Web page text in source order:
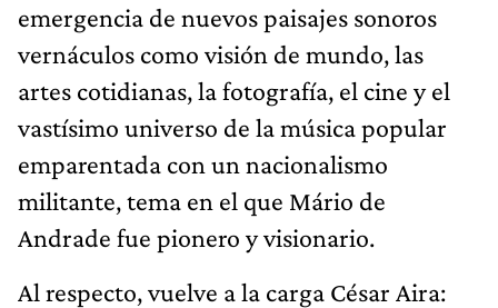
emergencia de nuevos paisajes sonoros
vernáculos como visión de mundo, las
artes cotidianas, la fotografía, el cine y el
vastísimo universo de la música popular
emparentada con un nacionalismo
militante, tema en el que Mário de
Andrade fue pionero y visionario.
Al respecto, vuelve a la carga César Aira: